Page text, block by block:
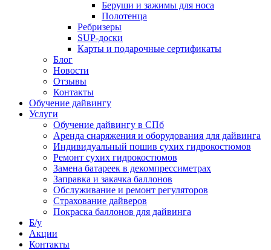
Беруши и зажимы для носа
Полотенца
Ребризеры
SUP-доски
Карты и подарочные сертификаты
Блог
Новости
Отзывы
Контакты
Обучение дайвингу
Услуги
Обучение дайвингу в СПб
Аренда снаряжения и оборудования для дайвинга
Индивидуальный пошив сухих гидрокостюмов
Ремонт сухих гидрокостюмов
Замена батареек в декомпрессиметрах
Заправка и закачка баллонов
Обслуживание и ремонт регуляторов
Страхование дайверов
Покраска баллонов для дайвинга
Б/у
Акции
Контакты